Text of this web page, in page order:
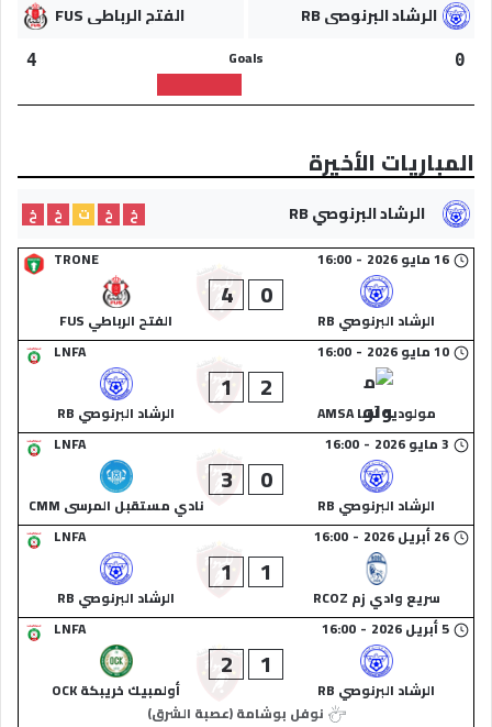
الرشاد البرنوصي RB الفتح الرباطي FUS
0
Goals
4
المباريات الأخيرة
الرشاد البرنوصي RB خ خ ت خ
خ
TRONE
16 مايو 2026 -
16:00
الرشاد البرنوصي RB
0
4
الفتح الرباطي FUS
LNFA
10 مايو 2026 -
16:00
مولودية آسا AMSA
2
1
الرشاد البرنوصي RB
LNFA
3 مايو 2026 -
16:00
الرشاد البرنوصي RB
0
3
نادي مستقبل المرسى CMM
LNFA
26 أبريل 2026 -
16:00
سريع وادي زم RCOZ
1
1
الرشاد البرنوصي RB
LNFA
5 أبريل 2026 -
16:00
الرشاد البرنوصي RB
1
2
أولمبيك خريبكة OCK
نوفل بوشامة (عصبة الشرق)